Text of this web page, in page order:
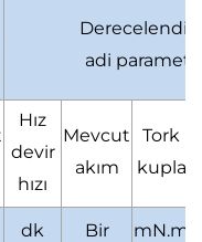
adi
Hız
devir
hızı
Mevcut
akım
Tork
kupla
dk Bir mN.m